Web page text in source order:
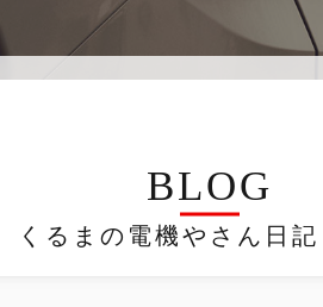
BLOG
くるまの電機やさん日記